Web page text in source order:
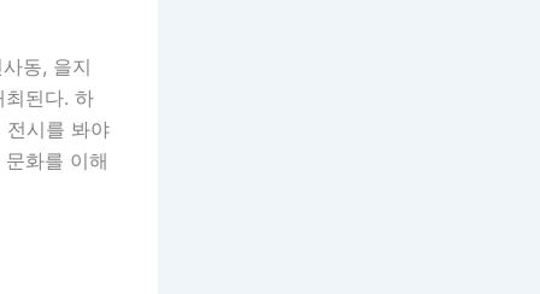
동, 을지
된다. 하
전시를 봐야
화를 이해